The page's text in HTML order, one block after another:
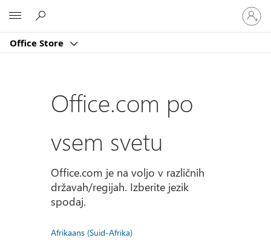
Office Store
Vpišite
se
v
račun
Office.com po
vsem svetu
Office.com je na voljo v različnih
državah/regijah. Izberite jezik
spodaj.
Afrikaans (Suid-Afrika)